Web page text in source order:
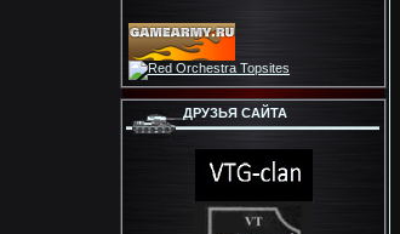
ДРУЗЬЯ САЙТА